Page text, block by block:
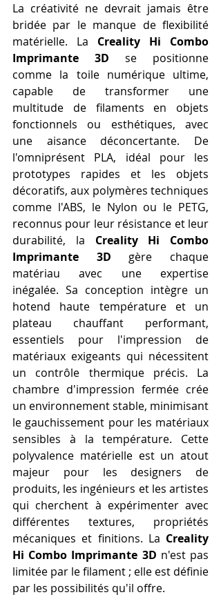
La créativité ne devrait jamais être
bridée par le manque de flexibilité
matérielle. La Creality Hi Combo
Imprimante 3D se positionne
comme la toile numérique ultime,
capable de transformer une
multitude de filaments en objets
fonctionnels ou esthétiques, avec
une aisance déconcertante. De
l'omniprésent PLA, idéal pour les
prototypes rapides et les objets
décoratifs, aux polymères techniques
comme l'ABS, le Nylon ou le PETG,
reconnus pour leur résistance et leur
durabilité, la Creality Hi Combo
Imprimante 3D gère chaque
matériau avec une expertise
inégalée. Sa conception intègre un
hotend haute température et un
plateau chauffant performant,
essentiels pour l'impression de
matériaux exigeants qui nécessitent
un contrôle thermique précis. La
chambre d'impression fermée crée
un environnement stable, minimisant
le gauchissement pour les matériaux
sensibles à la température. Cette
polyvalence matérielle est un atout
majeur pour les designers de
produits, les ingénieurs et les artistes
qui cherchent à expérimenter avec
différentes textures, propriétés
mécaniques et finitions. La Creality
Hi Combo Imprimante 3D n'est pas
limitée par le filament ; elle est définie
par les possibilités qu'il offre.